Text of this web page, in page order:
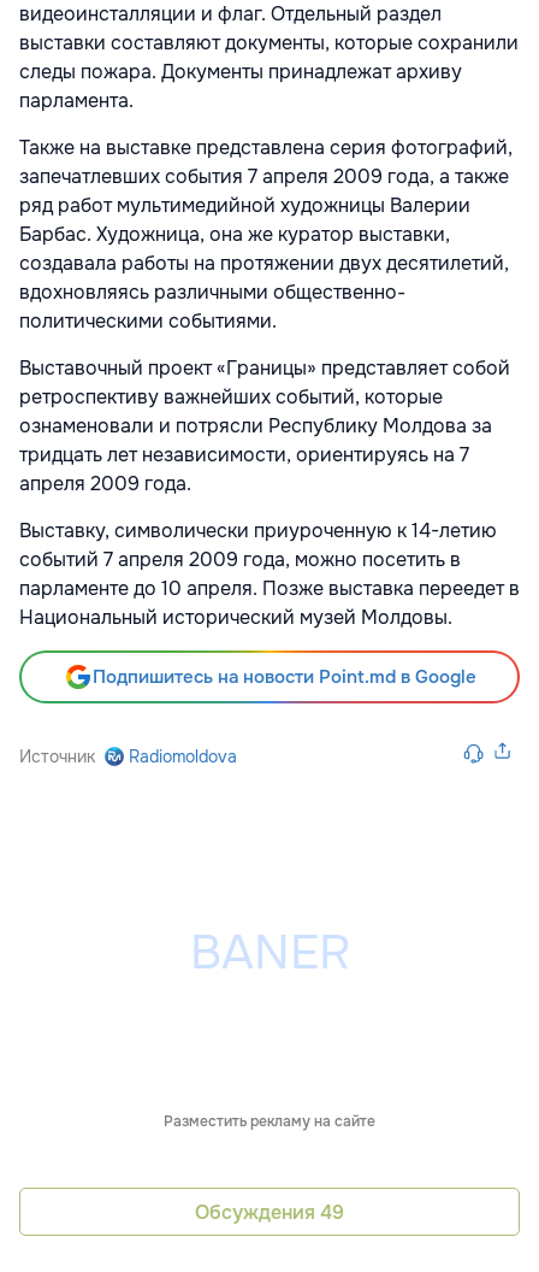
видеоинсталляции и флаг. Отдельный раздел
выставки составляют документы, которые сохранили
следы пожара. Документы принадлежат архиву
парламента.
Также на выставке представлена серия фотографий,
запечатлевших события 7 апреля 2009 года, а также
ряд работ мультимедийной художницы Валерии
Барбас. Художница, она же куратор выставки,
создавала работы на протяжении двух десятилетий,
вдохновляясь различными общественно-
политическими событиями.
Выставочный проект «Границы» представляет собой
ретроспективу важнейших событий, которые
ознаменовали и потрясли Республику Молдова за
тридцать лет независимости, ориентируясь на 7
апреля 2009 года.
Выставку, символически приуроченную к 14-летию
событий 7 апреля 2009 года, можно посетить в
парламенте до 10 апреля. Позже выставка переедет в
Национальный исторический музей Молдовы.
Подпишитесь на новости Point.md в Google
Источник Radiomoldova
Разместить рекламу на сайте
Обсуждения 49